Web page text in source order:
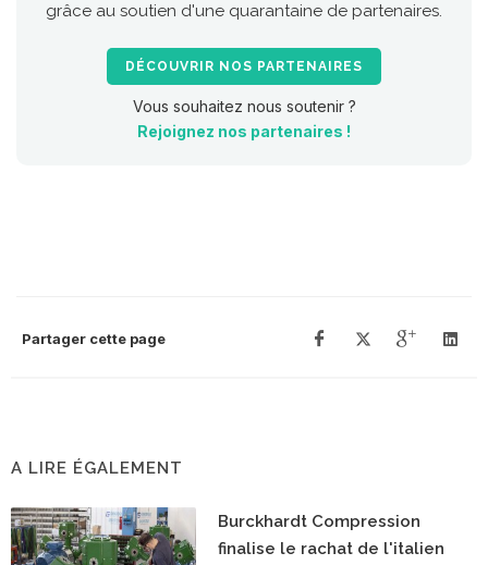
grâce au soutien d'une quarantaine de partenaires.
DÉCOUVRIR NOS PARTENAIRES
Vous souhaitez nous soutenir ?
Rejoignez nos partenaires !
Partager cette page
A LIRE ÉGALEMENT
Burckhardt Compression
finalise le rachat de l'italien